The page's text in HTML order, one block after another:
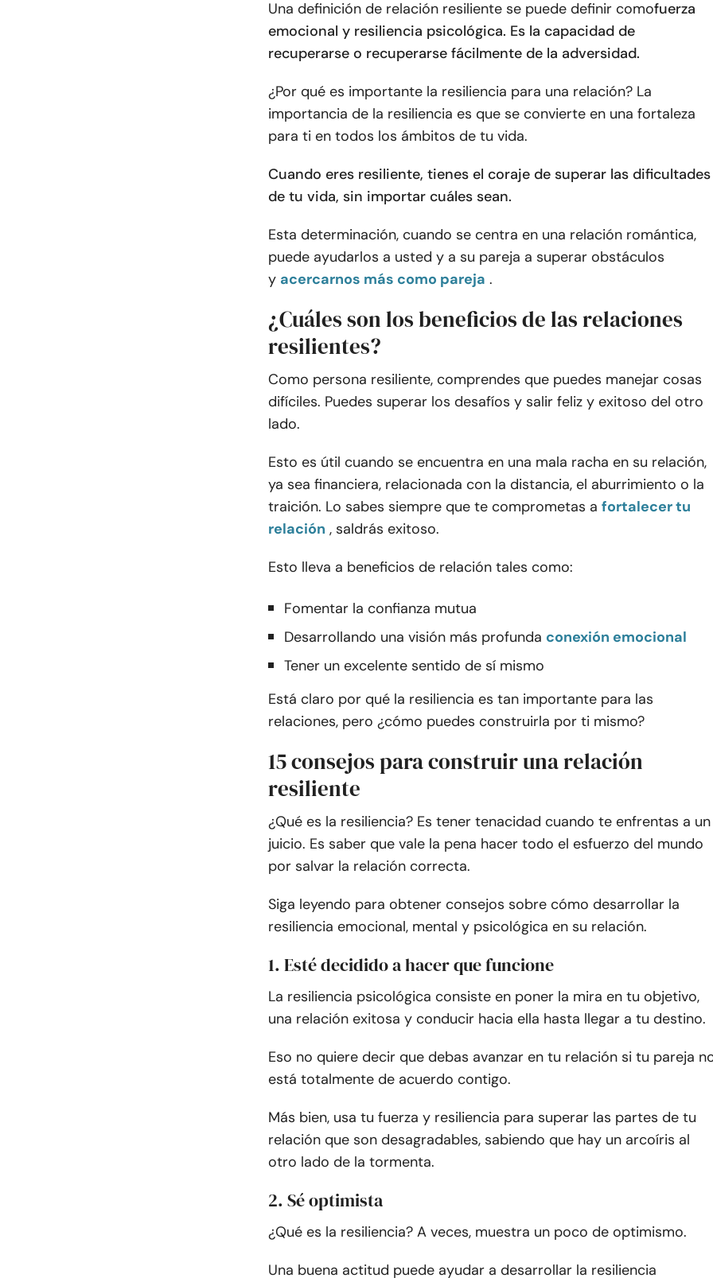
Una definición de relación resiliente se puede definir comofuerza
emocional y resiliencia psicológica. Es la capacidad de
recuperarse o recuperarse fácilmente de la adversidad.
¿Por qué es importante la resiliencia para una relación? La
importancia de la resiliencia es que se convierte en una fortaleza
para ti en todos los ámbitos de tu vida.
Cuando eres resiliente, tienes el coraje de superar las dificultades
de tu vida, sin importar cuáles sean.
Esta determinación, cuando se centra en una relación romántica,
puede ayudarlos a usted y a su pareja a superar obstáculos
y acercarnos más como pareja .
¿Cuáles son los beneficios de las relaciones
resilientes?
Como persona resiliente, comprendes que puedes manejar cosas
difíciles. Puedes superar los desafíos y salir feliz y exitoso del otro
lado.
Esto es útil cuando se encuentra en una mala racha en su relación,
ya sea financiera, relacionada con la distancia, el aburrimiento o la
traición. Lo sabes siempre que te comprometas a fortalecer tu
relación , saldrás exitoso.
Esto lleva a beneficios de relación tales como:
Fomentar la confianza mutua
Desarrollando una visión más profunda conexión emocional
Tener un excelente sentido de sí mismo
Está claro por qué la resiliencia es tan importante para las
relaciones, pero ¿cómo puedes construirla por ti mismo?
15 consejos para construir una relación
resiliente
¿Qué es la resiliencia? Es tener tenacidad cuando te enfrentas a un
juicio. Es saber que vale la pena hacer todo el esfuerzo del mundo
por salvar la relación correcta.
Siga leyendo para obtener consejos sobre cómo desarrollar la
resiliencia emocional, mental y psicológica en su relación.
1. Esté decidido a hacer que funcione
La resiliencia psicológica consiste en poner la mira en tu objetivo,
una relación exitosa y conducir hacia ella hasta llegar a tu destino.
Eso no quiere decir que debas avanzar en tu relación si tu pareja
está totalmente de acuerdo contigo.
Más bien, usa tu fuerza y resiliencia para superar las partes de tu
relación que son desagradables, sabiendo que hay un arcoíris al
otro lado de la tormenta.
2. Sé optimista
¿Qué es la resiliencia? A veces, muestra un poco de optimismo.
Una buena actitud puede ayudar a desarrollar la resiliencia